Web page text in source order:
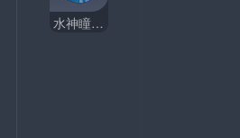
水神瞳共鸣石